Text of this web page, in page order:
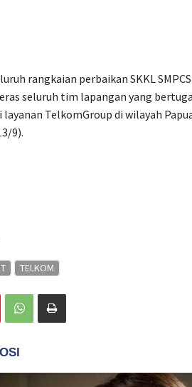
rangkaian perbaikan SKKL
seluruh tim lapangan yang
TelkomGroup di wilayah
9).
TELKOM